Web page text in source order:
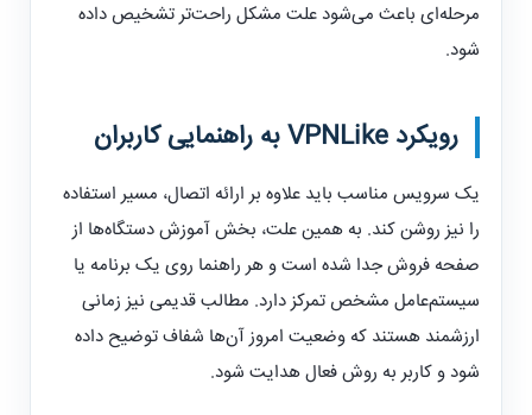
مرحله‌ای باعث می‌شود علت مشکل راحت‌تر تشخیص داده
شود.
رویکرد VPNLikeبه راهنمایی کاربران
یک سرویس مناسب باید علاوه بر ارائه اتصال، مسیر استفاده
را نیز روشن کند. به همین علت، بخش آموزش دستگاه‌ها از
صفحه فروش جدا شده است و هر راهنما روی یک برنامه یا
سیستم‌عامل مشخص تمرکز دارد. مطالب قدیمی نیز زمانی
ارزشمند هستند که وضعیت امروز آن‌ها شفاف توضیح داده
شود و کاربر به روش فعال هدایت شود.